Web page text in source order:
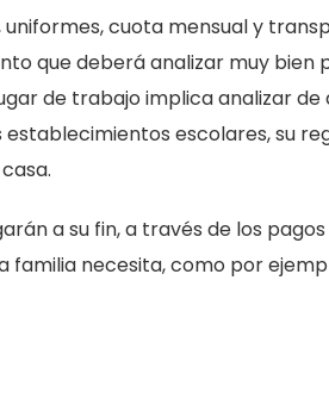
uniformes, cuota mensual y
que deberá analizar muy bien
de trabajo implica analizar
escolares, su
a su fin, a través de los
necesita, como por